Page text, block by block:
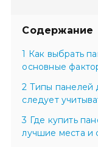
Содержание
1 Как выбрать
основные
2 Типы панелей
следует
3 Где купить
лучшие места и